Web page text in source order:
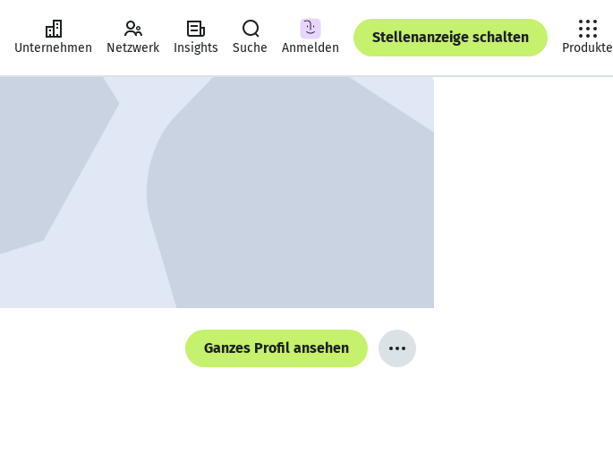
Unternehmen Netzwerk Insights Suche Anmelden
Stellenanzeige schalten
Produkte
Ganzes Profil ansehen